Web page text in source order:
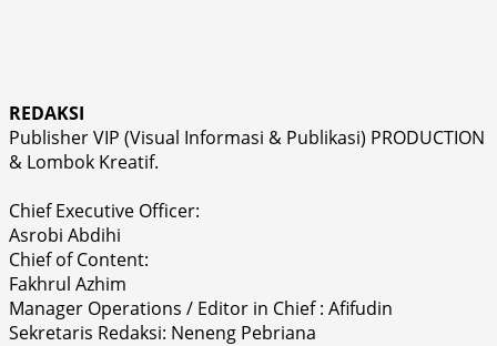
REDAKSI
Publisher VIP (Visual Informasi & Publikasi) PRODUCTION
& Lombok Kreatif.
Chief Executive Officer:
Asrobi Abdihi
Chief of Content:
Fakhrul Azhim
Manager Operations / Editor in Chief : Afifudin
Sekretaris Redaksi: Neneng Pebriana